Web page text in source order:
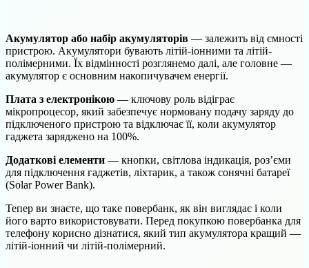
Акумулятор або набір акумуляторів — залежить від ємності
пристрою. Акумулятори бувають літій-іонними та літій-
полімерними. Їх відмінності розглянемо далі, але головне —
акумулятор є основним накопичувачем енергії.
Плата з електронікою — ключову роль відіграє
мікропроцесор, який забезпечує нормовану подачу заряду до
підключеного пристрою та відключає її, коли акумулятор
гаджета заряджено на 100%.
Додаткові елементи — кнопки, світлова індикація, роз’єми
для підключення гаджетів, ліхтарик, а також сонячні батареї
(Solar Power Bank).
Тепер ви знаєте, що таке повербанк, як він виглядає і коли
його варто використовувати. Перед покупкою повербанка для
телефону корисно дізнатися, який тип акумулятора кращий —
літій-іонний чи літій-полімерний.